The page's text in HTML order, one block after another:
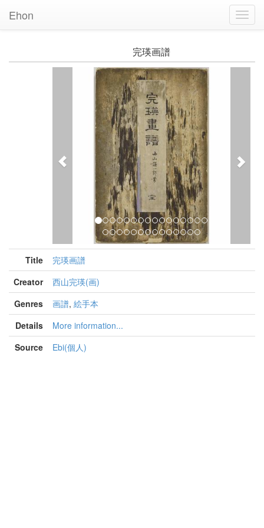
Ehon
完瑛画譜
Previous
Title
完瑛画譜
Creator
西山完瑛(画)
Genres
画譜, 絵手本
Details
More information...
Source
Ebi(個人)